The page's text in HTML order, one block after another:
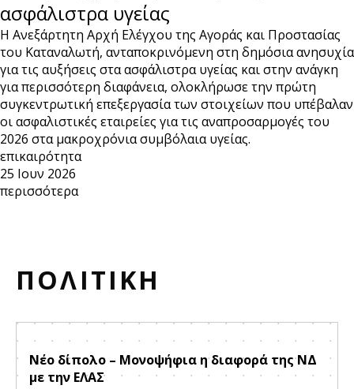
ασφάλιστρα υγείας
Η Ανεξάρτητη Αρχή Ελέγχου της Αγοράς και Προστασίας
του Καταναλωτή, ανταποκρινόμενη στη δημόσια ανησυχία
για τις αυξήσεις στα ασφάλιστρα υγείας και στην ανάγκη
για περισσότερη διαφάνεια, ολοκλήρωσε την πρώτη
συγκεντρωτική επεξεργασία των στοιχείων που υπέβαλαν
οι ασφαλιστικές εταιρείες για τις αναπροσαρμογές του
2026 στα μακροχρόνια συμβόλαια υγείας.
επικαιρότητα
25 Ιουν 2026
περισσότερα
ΠΟΛΙΤΙΚΗ
Νέο δίπολο – Μονοψήφια η διαφορά της ΝΔ
με την ΕΛΑΣ